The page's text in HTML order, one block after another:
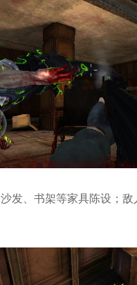
发、书架等家具陈设；